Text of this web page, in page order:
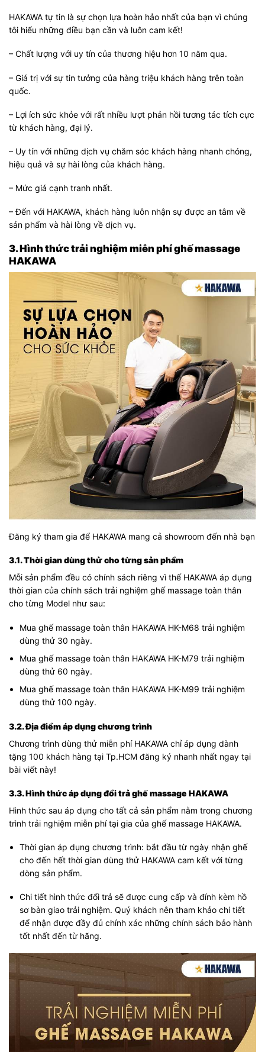
HAKAWA tự tin là sự chọn lựa hoàn hảo nhất của bạn vì chúng
tôi hiểu những điều bạn cần và luôn cam kết!
– Chất lượng với uy tín của thương hiệu hơn 10 năm qua.
– Giá trị với sự tin tưởng của hàng triệu khách hàng trên toàn
quốc.
– Lợi ích sức khỏe với rất nhiều lượt phản hồi tương tác tích cực
từ khách hàng, đại lý.
– Uy tín với những dịch vụ chăm sóc khách hàng nhanh chóng,
hiệu quả và sự hài lòng của khách hàng.
– Mức giá cạnh tranh nhất.
– Đến với HAKAWA, khách hàng luôn nhận sự được an tâm về
sản phẩm và hài lòng về dịch vụ.
3. Hình thức trải nghiệm miễn phí ghế massage
HAKAWA
Đăng ký tham gia để HAKAWA mang cả showroom đến nhà bạn
3.1. Thời gian dùng thử cho từng sản phẩm
Mỗi sản phẩm đều có chính sách riêng vì thế HAKAWA áp dụng
thời gian của chính sách trải nghiệm ghế massage toàn thân
cho từng Model như sau:
Mua ghế massage toàn thân HAKAWA HK-M68 trải nghiệm
dùng thử 30 ngày.
Mua ghế massage toàn thân HAKAWA HK-M79 trải nghiệm
dùng thử 60 ngày.
Mua ghế massage toàn thân HAKAWA HK-M99 trải nghiệm
dùng thử 100 ngày.
3.2. Địa điểm áp dụng chương trình
Chương trình dùng thử miễn phí HAKAWA chỉ áp dụng dành
tặng 100 khách hàng tại Tp.HCM đăng ký nhanh nhất ngay tại
bài viết này!
3.3. Hình thức áp dụng đổi trả ghế massage HAKAWA
Hình thức sau áp dụng cho tất cả sản phẩm nằm trong chương
trình trải nghiệm miễn phí tại gia của ghế massage HAKAWA.
Thời gian áp dụng chương trình: bắt đầu từ ngày nhận ghế
cho đến hết thời gian dùng thử HAKAWA cam kết với từng
dòng sản phẩm.
Chi tiết hình thức đổi trả sẽ được cung cấp và đính kèm hồ
sơ bàn giao trải nghiệm. Quý khách nên tham khảo chi tiết
để nhận được đầy đủ chính xác những chính sách bảo hành
tốt nhất đến từ hãng.